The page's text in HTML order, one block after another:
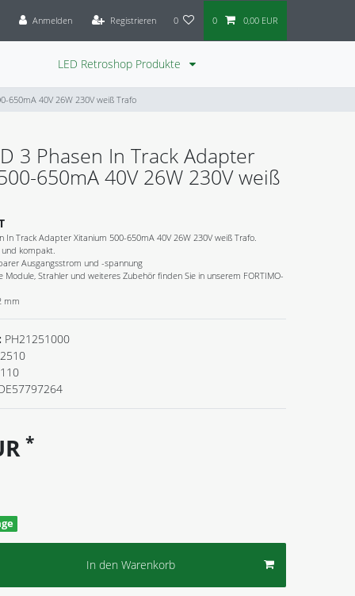
Anmelden Registrieren 0 0 0,00 EUR
LED Retroshop Produkte
650mA 40V 26W 230V weiß Trafo
3 Phasen In Track Adapter
650mA 40V 26W 230V weiß
In Track Adapter Xitanium 500-650mA 40V 26W 230V weiß Trafo.
und kompakt.
Ausgangsstrom und -spannung
Module, Strahler und weiteres Zubehör finden Sie in unserem FORTIMO-
mm
PH21251000
*
In den Warenkorb